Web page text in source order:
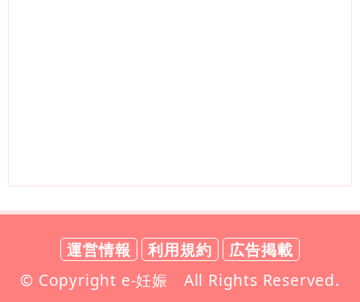
運営情報 利用規約
広告掲載
© Copyright e-妊娠 All Rights Reserved.